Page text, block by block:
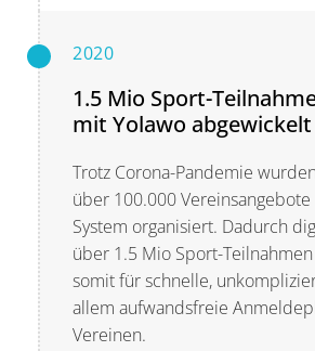
2020
1.5 Mio Sport-
mit Yolawo abgewickelt
Trotz Corona-Pandemie
über 100.000
System organisiert. Dadurch
über 1.5 Mio Sport-
somit für schnelle,
allem aufwandsfreie
Vereinen.